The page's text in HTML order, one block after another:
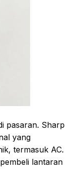
pasaran. Sharp
yang
termasuk AC.
lantaran